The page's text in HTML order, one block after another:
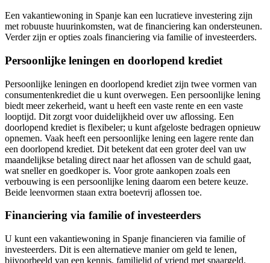
Een vakantiewoning in Spanje kan een lucratieve investering zijn
met robuuste huurinkomsten, wat de financiering kan ondersteunen.
Verder zijn er opties zoals financiering via familie of investeerders.
Persoonlijke leningen en doorlopend krediet
Persoonlijke leningen en doorlopend krediet zijn twee vormen van
consumentenkrediet die u kunt overwegen. Een persoonlijke lening
biedt meer zekerheid, want u heeft een vaste rente en een vaste
looptijd. Dit zorgt voor duidelijkheid over uw aflossing. Een
doorlopend krediet is flexibeler; u kunt afgeloste bedragen opnieuw
opnemen. Vaak heeft een persoonlijke lening een lagere rente dan
een doorlopend krediet. Dit betekent dat een groter deel van uw
maandelijkse betaling direct naar het aflossen van de schuld gaat,
wat sneller en goedkoper is. Voor grote aankopen zoals een
verbouwing is een persoonlijke lening daarom een betere keuze.
Beide leenvormen staan extra boetevrij aflossen toe.
Financiering via familie of investeerders
U kunt een vakantiewoning in Spanje financieren via familie of
investeerders. Dit is een alternatieve manier om geld te lenen,
bijvoorbeeld van een kennis, familielid of vriend met spaargeld.